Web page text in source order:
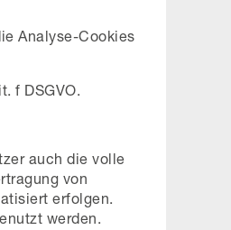
Analyse-Cookies
f DSGVO.
auch die volle
von
erfolgen.
werden.